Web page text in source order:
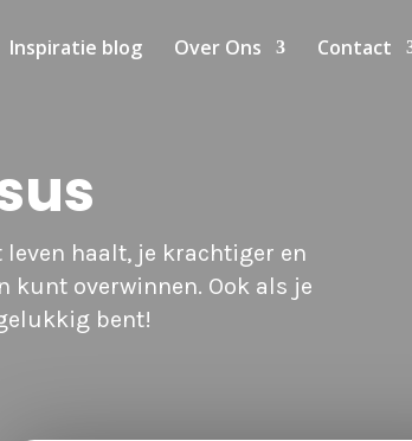
Inspiratie blog Over Ons Contact
haalt, je krachtiger en
kunt overwinnen. Ook als je
bent!